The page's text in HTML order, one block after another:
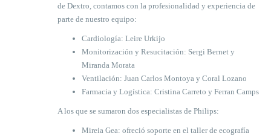
de Dextro, contamos con la profesionalidad y experiencia de
parte de nuestro equipo:
Cardiología: Leire Urkijo
Monitorización y Resucitación: Sergi Bernet y
Miranda Morata
Ventilación: Juan Carlos Montoya y Coral Lozano
Farmacia y Logística: Cristina Carreto y Ferran Camps
A los que se sumaron dos especialistas de Philips:
Mireia Gea: ofreció soporte en el taller de ecografía